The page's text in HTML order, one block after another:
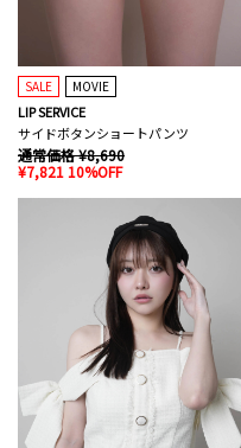
SALE MOVIE
LIP SERVICE
サイドボタンショートパンツ
通常価格 ¥8,690
¥7,821 10%OFF